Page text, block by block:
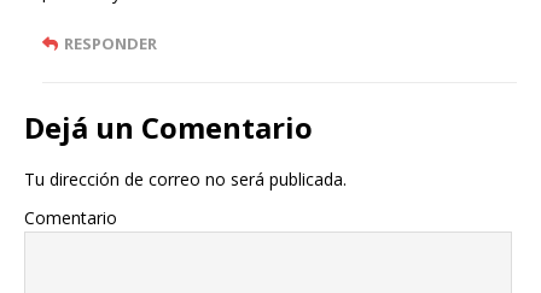
RESPONDER
Dejá un Comentario
Tu dirección de correo no será publicada.
Comentario